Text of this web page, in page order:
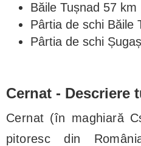
Băile Tușnad 57 km
Pârtia de schi Băile
Pârtia de schi
Cernat - Descriere
Cernat (în maghiară
pitoresc din